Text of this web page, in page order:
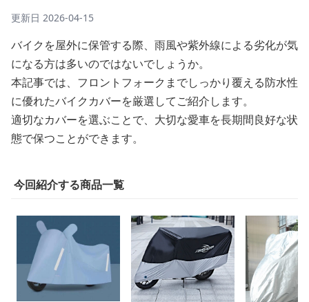
更新日 2026-04-15
バイクを屋外に保管する際、雨風や紫外線による劣化が気
になる方は多いのではないでしょうか。
本記事では、フロントフォークまでしっかり覆える防水性
に優れたバイクカバーを厳選してご紹介します。
適切なカバーを選ぶことで、大切な愛車を長期間良好な状
態で保つことができます。
今回紹介する商品一覧